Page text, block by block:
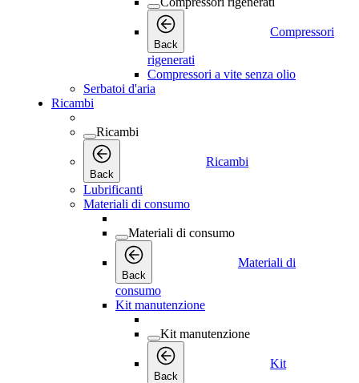
Back
Compressori
rigenerati
Compressori a vite senza olio
Serbatoi d'aria
Ricambi
Ricambi
Back
Ricambi
Lubrificanti
Materiali di consumo
Materiali di consumo
Back
Materiali di
consumo
Kit manutenzione
Kit manutenzione
Back
Kit